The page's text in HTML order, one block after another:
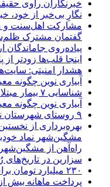
خبرنگاران راوی
نگارِ بی‌خبر از خود،
مشارکت اهل‌سنت و
گفتمان مشترک
پیاده‌روی جاماندگان
اینجا قلب‌ها زودتر از
هشدار امنیتی:
آبیاری نوین
شناسایی ۷ بیمار مبتلا به سیاه‌سرفه در اردبیل
آبیاری نوین
۹ روستای شهرستان نمین دچار تنش آبی هستند
بهره‌برداری از
مشگین‌شهر نماد
راه‌آهن از مشگین‌شهر
سزارین در
۲۳۰ میلیارد تومان برای تالار شهر اردبیل تأمین شد